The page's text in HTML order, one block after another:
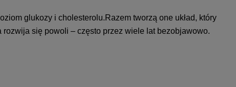
glukozy i cholesterolu.Razem tworzą one układ, który
rozwija się powoli – często przez wiele lat bezobjawowo.